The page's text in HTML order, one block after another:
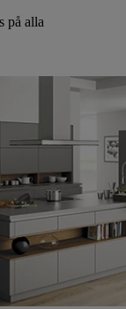
på alla